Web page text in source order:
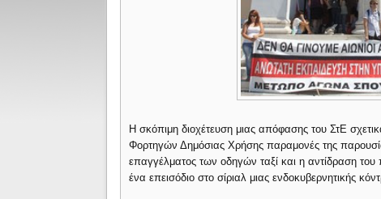
Η σκόπιμη διοχέτευση μιας απόφασης του ΣτΕ
Φορτηγών Δημόσιας Χρήσης παραμονές της
επαγγέλματος των οδηγών ταξί και η αντίδραση
ένα επεισόδιο στο σίριαλ μιας ενδοκυβερνητικής